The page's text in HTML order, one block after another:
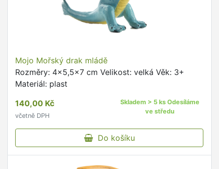
Mojo Mořský drak mládě
Rozměry: 4x5,5x7 cm Velikost: velká Věk: 3+
Materiál: plast
140,00 Kč
včetně DPH
Skladem > 5 ks Odesíláme
ve středu
Do košíku